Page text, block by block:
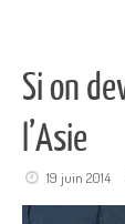
Si on
l’Asie
19 juin 2014